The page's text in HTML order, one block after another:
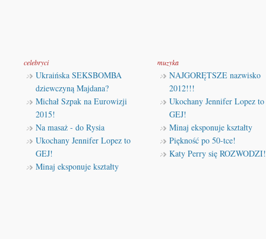
celebryci
Ukraińska SEKSBOMBA
dziewczyną Majdana?
Michał Szpak na Eurowizji
2015!
Na masaż - do Rysia
Ukochany Jennifer Lopez to
GEJ!
Minaj eksponuje kształty
muzyka
NAJGORĘTSZE nazwisko
2012!!!
Ukochany Jennifer Lopez to
GEJ!
Minaj eksponuje kształty
Piękność po 50-tce!
Katy Perry się ROZWODZI!